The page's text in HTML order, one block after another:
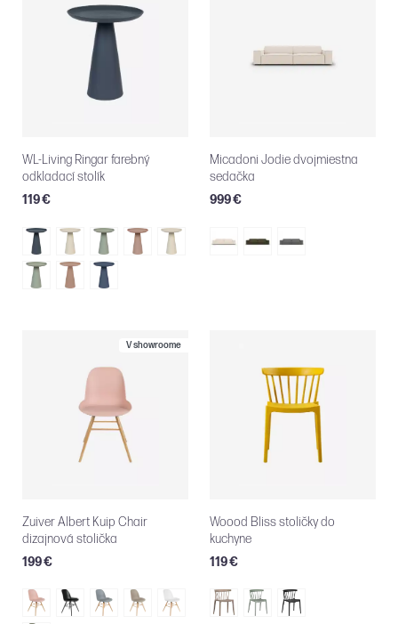
WL-Living Ringar farebný
odkladací stolík
119 €
Micadoni Jodie dvojmiestna
sedačka
999 €
V showroome
Zuiver Albert Kuip Chair
dizajnová stolička
199 €
Woood Bliss stoličky do
kuchyne
119 €